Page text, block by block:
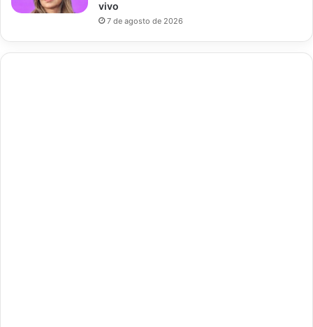
vivo
7 de agosto de 2026